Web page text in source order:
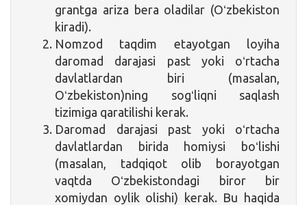
grantga ariza bera oladilar (Oʻzbekiston
kiradi).
Nomzod taqdim etayotgan loyiha
daromad darajasi past yoki oʻrtacha
davlatlardan biri (masalan,
Oʻzbekiston)ning sogʻliqni saqlash
tizimiga qaratilishi kerak.
Daromad darajasi past yoki oʻrtacha
davlatlardan birida homiysi boʻlishi
(masalan, tadqiqot olib borayotgan
vaqtda Oʻzbekistondagi biror bir
xomiydan oylik olishi) kerak. Bu haqida